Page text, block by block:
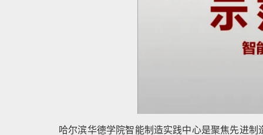
哈尔滨华德学院智能制造实践中心是聚焦先进